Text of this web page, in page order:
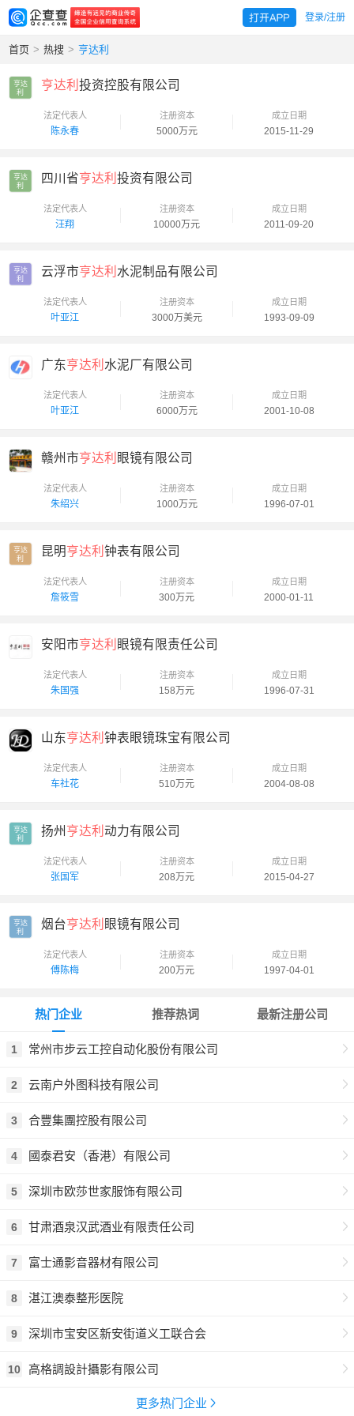
登录/注册
首页 > 热搜 > 亨达利
亨达
利
亨达利投资控股有限公司
法定代表人
陈永春
注册资本
5000万元
成立日期
2015-11-29
亨达
利
四川省亨达利投资有限公司
法定代表人
汪翔
注册资本
10000万元
成立日期
2011-09-20
亨达
利
云浮市亨达利 水泥制品有限公司
法定代表人
叶亚江
注册资本
3000万美元
成立日期
1993-09-09
广东亨达利 水泥厂有限公司
法定代表人
叶亚江
注册资本
6000万元
成立日期
2001-10-08
赣州市亨达利 眼镜有限公司
法定代表人
朱绍兴
注册资本
1000万元
成立日期
1996-07-01
亨达
利
昆明亨达利钟表有限公司
法定代表人
詹筱雪
注册资本
300万元
成立日期
2000-01-11
安阳市亨达利 眼镜有限责任公司
法定代表人
朱国强
注册资本
158万元
成立日期
1996-07-31
山东亨达利钟表眼镜珠宝有限公司
法定代表人
车社花
注册资本
510万元
成立日期
2004-08-08
亨达
利
扬州 亨达利动力有限公司
法定代表人
张国军
注册资本
208万元
成立日期
2015-04-27
亨达
利
烟台亨达利 眼镜有限公司
法定代表人
傅陈梅
注册资本
200万元
成立日期
1997-04-01
热门企业
1 常州市步云工控自动化股份有限公司
2 云南户外图科技有限公司
3 合豐集團控股有限公司
4 國泰君安（香港）有限公司
5 深圳市欧莎世家服饰有限公司
6 甘肃酒泉汉武酒业有限责任公司
7 富士通影音器材有限公司
8 湛江澳泰整形医院
9 深圳市宝安区新安街道义工联合会
10 高格調設計攝影有限公司
更多热门企业
推荐热词 最新注册公司